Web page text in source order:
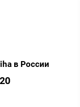
в России